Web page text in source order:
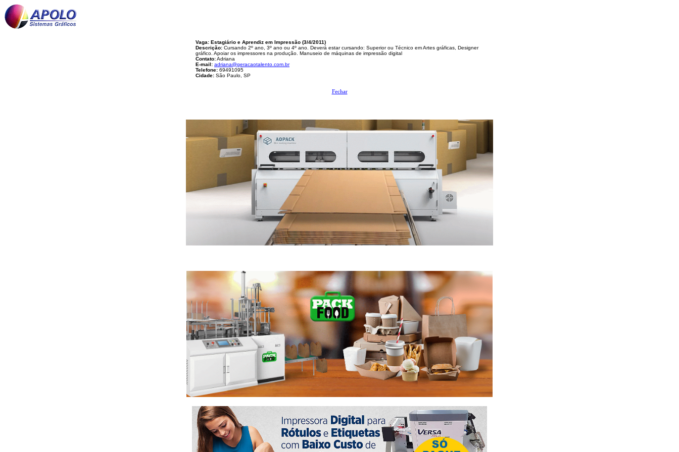
Vaga: Estagiário e Aprendiz em Impressão (3/4/2011)
Descrição: Cursando 2º ano, 3º ano ou 4º ano. Deverá estar cursando: Superior ou Técnico em Artes gráficas, Designer
gráfico. Apoiar os impressores na produção. Manuseio de máquinas de impressão digital
Contato:Adriana
E-mail: adriana@geracaotalento.com.br
Telefone: 69491095
Cidade: São Paulo, SP
Fechar